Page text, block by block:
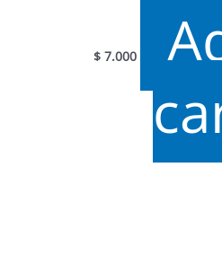
$ 7.000